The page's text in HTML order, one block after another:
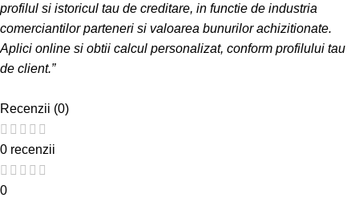
profilul si istoricul tau de creditare, in functie de industria
comerciantilor parteneri si valoarea bunurilor achizitionate.
Aplici online si obtii calcul personalizat, conform profilului tau
de client.”
Recenzii (0)
0 recenzii
0